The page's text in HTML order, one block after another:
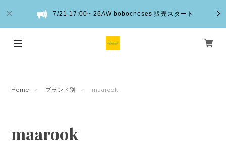
7/21 17:00~ 26AW bobochoses 販売スタート
Home ブランド別 maarook
maarook